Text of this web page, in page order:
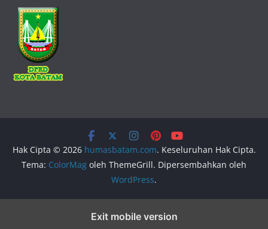
Hak Cipta © 2026 humasbatam.com. Keseluruhan Hak Cipta.
Tema: ColorMag oleh ThemeGrill. Dipersembahkan oleh
WordPress.
Exit mobile version